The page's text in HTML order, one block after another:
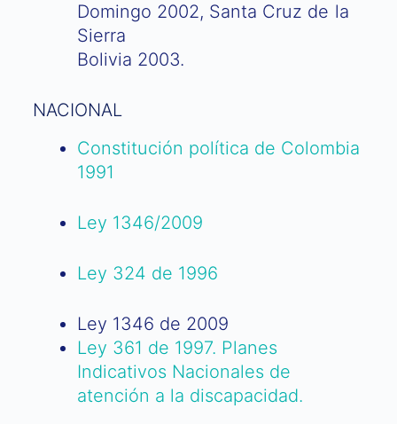
Domingo 2002, Santa Cruz de la
Sierra
Bolivia 2003.
NACIONAL
Constitución política de Colombia
1991
Ley 1346/2009
Ley 324 de 1996
Ley 1346 de 2009
Ley 361 de 1997. Planes
Indicativos Nacionales de
atención a la discapacidad.